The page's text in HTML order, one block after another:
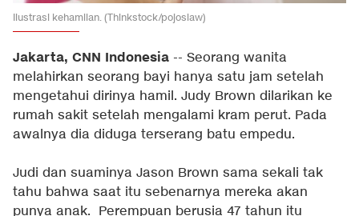
Ilustrasi kehamilan. (Thinkstock/pojoslaw)
Jakarta, CNN Indonesia -- Seorang wanita
melahirkan seorang bayi hanya satu jam setelah
mengetahui dirinya hamil. Judy Brown dilarikan ke
rumah sakit setelah mengalami kram perut. Pada
awalnya dia diduga terserang batu empedu.
Judi dan suaminya Jason Brown sama sekali tak
tahu bahwa saat itu sebenarnya mereka akan
punya anak. Perempuan berusia 47 tahun itu